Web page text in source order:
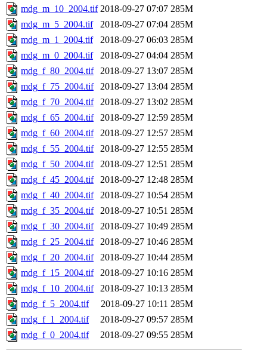
mdg_m_10_2004.tif 2018-09-27 07:07 285M
mdg_m_5_2004.tif
2018-09-27 07:04 285M
mdg_m_1_2004.tif
2018-09-27 06:03 285M
mdg_m_0_2004.tif
2018-09-27 04:04 285M
mdg_f_80_2004.tif
2018-09-27 13:07 285M
mdg_f_75_2004.tif
2018-09-27 13:04 285M
mdg_f_70_2004.tif
2018-09-27 13:02 285M
mdg_f_65_2004.tif
2018-09-27 12:59 285M
mdg_f_60_2004.tif
2018-09-27 12:57 285M
mdg_f_55_2004.tif
2018-09-27 12:55 285M
mdg_f_50_2004.tif
2018-09-27 12:51 285M
mdg_f_45_2004.tif
2018-09-27 12:48 285M
mdg_f_40_2004.tif
2018-09-27 10:54 285M
mdg_f_35_2004.tif
2018-09-27 10:51 285M
mdg_f_30_2004.tif
2018-09-27 10:49 285M
mdg_f_25_2004.tif
2018-09-27 10:46 285M
mdg_f_20_2004.tif
2018-09-27 10:44 285M
mdg_f_15_2004.tif
2018-09-27 10:16 285M
mdg_f_10_2004.tif
2018-09-27 10:13 285M
mdg_f_5_2004.tif
2018-09-27 10:11 285M
mdg_f_1_2004.tif
2018-09-27 09:57 285M
mdg_f_0_2004.tif
2018-09-27 09:55 285M